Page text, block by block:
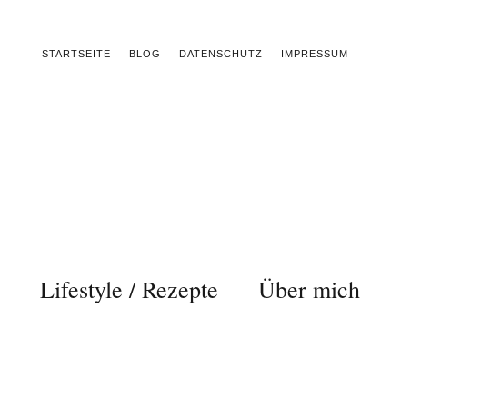
STARTSEITE BLOG DATENSCHUTZ IMPRESSUM
Lifestyle / Rezepte Über mich